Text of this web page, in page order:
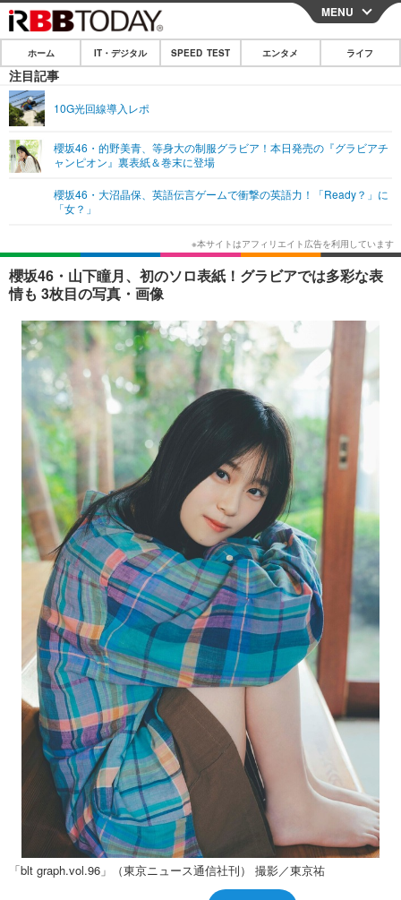
CLOSE
ホーム
IT・デジタル
ネタ
ショッピング その他
エンタメ
エンタメTOP
韓国・芸能
音楽 スポーツ
ショッピング その他
ライフTOP グルメ
ペット ショッピング
その他
リリース一覧
プッシュ通知の停止方法
MENU
ホーム IT・デジタル SPEED TEST エンタメ ライフ
注目記事
10G光回線導入レポ
櫻坂46・的野美青、等身大の制服グラビア！本日発売の『グラビアチ
ャンピオン』裏表紙＆巻末に登場
櫻坂46・大沼晶保、英語伝言ゲームで衝撃の英語力！「Ready？」に
「女？」
櫻坂46・山下瞳月、初のソロ表紙！グラビアでは多彩な表
情も 3枚目の写真・画像
「blt graph.vol.96」（東京ニュース通信社刊） 撮影／東京祐